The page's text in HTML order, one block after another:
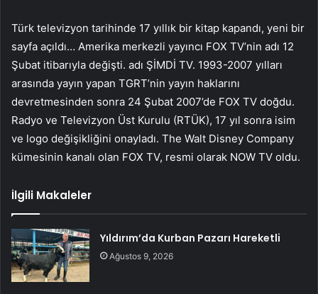
Türk televizyon tarihinde 17 yıllık bir kitap kapandı, yeni bir
sayfa açıldı… Amerika merkezli yayıncı FOX TV’nin adı 12
Şubat itibarıyla değişti. adı ŞİMDİ TV. 1993-2007 yılları
arasında yayın yapan TGRT’nin yayın haklarını
devretmesinden sonra 24 Şubat 2007’de FOX TV doğdu.
Radyo ve Televizyon Üst Kurulu (RTÜK), 17 yıl sonra isim
ve logo değişikliğini onayladı. The Walt Disney Company
kümesinin kanalı olan FOX TV, resmi olarak NOW TV oldu.
İlgili Makaleler
Yıldırım’da Kurban Pazarı Hareketli
Ağustos 9, 2026